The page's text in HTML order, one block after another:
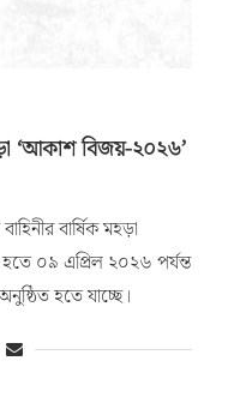
‘আকাশ বিজয়-২০২৬’
বার্ষিক মহড়া
০৯ এপ্রিল ২০২৬ পর্যন্ত
হতে যাচ্ছে।